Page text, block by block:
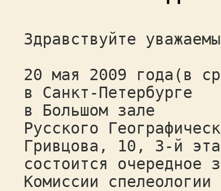
Здравствуйте
20 мая 2009 года(в
в Санкт-Петербурге
в Большом зале
Русского
Гривцова, 10, 3-й
состоится очередное
Комиссии